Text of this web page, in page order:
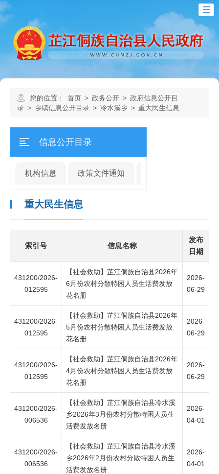
您的位置： 首页 > 政务公开 > 政府信息公开目
录 > 乡镇信息公开目录 > 冷水溪乡 > 重大民生信息
信息公开目录
机构信息 政策文件通知
重大民生信息
索引号 信息名称
发布
日期
431200/2026-
012595
【社会救助】芷江侗族自治县2026年
6月份农村分散特困人员生活费发放
花名册
2026-
06-29
431200/2026-
012595
【社会救助】芷江侗族自治县2026年
5月份农村分散特困人员生活费发放
花名册
2026-
06-29
431200/2026-
012595
【社会救助】芷江侗族自治县2026年
4月份农村分散特困人员生活费发放
花名册
2026-
06-29
431200/2026-
006536
【社会救助】芷江侗族自治县冷水溪
乡2026年3月份农村分散特困人员生
活费发放名册
2026-
04-01
431200/2026-
006536
【社会救助】芷江侗族自治县冷水溪
乡2026年2月份农村分散特困人员生
活费发放名册
2026-
04-01